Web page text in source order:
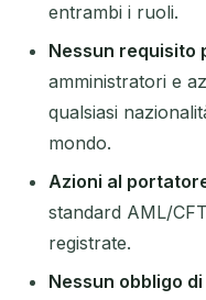
entrambi i ruoli.
Nessun requisito
amministratori e
qualsiasi
mondo.
Azioni al
standard AML/
registrate.
Nessun obbligo